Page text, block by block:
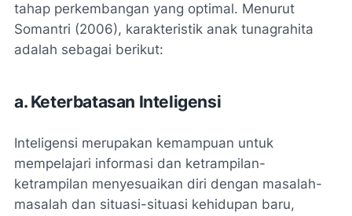
tahap perkembangan yang optimal. Menurut
Somantri (2006), karakteristik anak tunagrahita
adalah sebagai berikut:
a. Keterbatasan Inteligensi
Inteligensi merupakan kemampuan untuk
mempelajari informasi dan ketrampilan-
ketrampilan menyesuaikan diri dengan masalah-
masalah dan situasi-situasi kehidupan baru,